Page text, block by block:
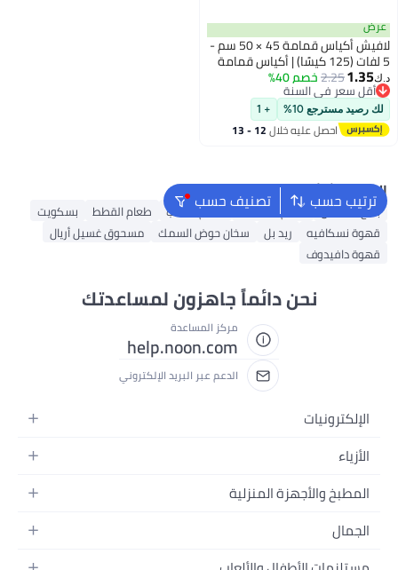
عرض
لافيش أكياس قمامة 45 × 50 سم -
5 لفات (125 كيسًا) | أكياس قمامة
صغيرة قابلة للتحلل الحيوي للمنزل
والمطبخ والمكتب | ألوان متنوعة
د.ك‏1.35
2.25خصم 40%
أقل سعر في السنة
أقل سعر في السنة
لك رصيد مسترجع 10% + 1
احصل عليه خلال 12 - 13
ترتيب حسب تصنيف حسب البحث الشائع
بخاخ القماش طعام الأسماك طعام الكلاب طعام القطط
بسكويت
قهوة نسكافيه
ريد بل سخان حوض السمك
مسحوق غسيل أريال
قهوة دافيدوف
نحن دائماً جاهزون لمساعدتك
مركز المساعدة
help.noon.com
الدعم عبر البريد الإلكتروني
الإلكترونيات
الجوالات
اللابتوبات
الأجهزة المنزلية
الأزياء
أزياء نسائية
أزياء البنات
أزياء الأولاد
المطبخ والأجهزة المنزلية
الحمام
الجمال
العطور